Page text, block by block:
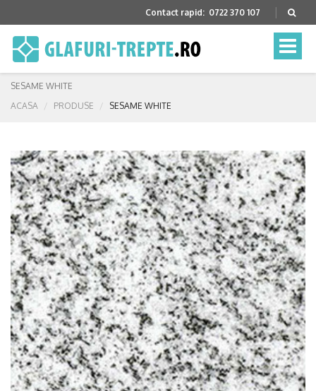
Contact rapid: 0722 370 107
Toggle
SESAME WHITE
ACASA
PRODUSE SESAME WHITE